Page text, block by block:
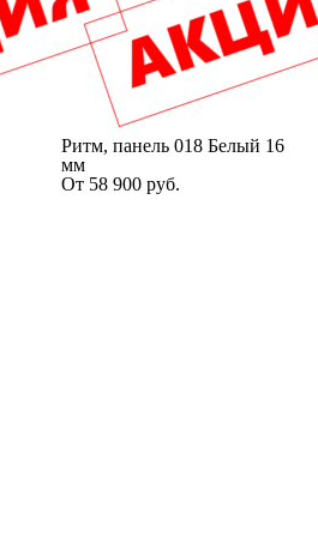
Ритм, панель 018 Белый 16
мм
От 58 900 руб.